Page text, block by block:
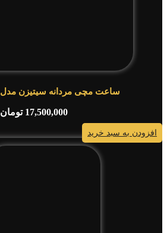
ساعت مچی مردانه سیتیزن مدل BD0043-83E
17,500,000 تومان
افزودن به سبد خرید